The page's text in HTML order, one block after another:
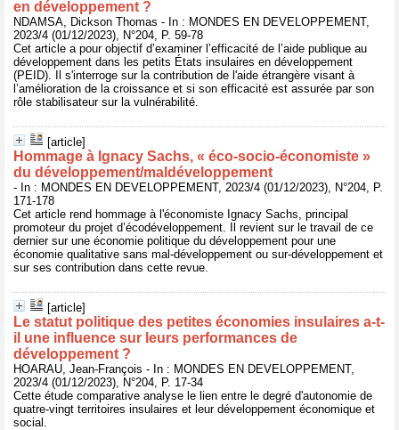
en développement ?
NDAMSA, Dickson Thomas - In : MONDES EN DEVELOPPEMENT,
2023/4 (01/12/2023), N°204, P. 59-78
Cet article a pour objectif d’examiner l’efficacité de l’aide publique au
développement dans les petits États insulaires en développement
(PEID). Il s'interroge sur la contribution de l'aide étrangère visant à
l’amélioration de la croissance et si son efficacité est assurée par son
rôle stabilisateur sur la vulnérabilité.
[article]
Hommage à Ignacy Sachs, « éco-socio-économiste »
du développement/maldéveloppement
- In : MONDES EN DEVELOPPEMENT, 2023/4 (01/12/2023), N°204, P.
171-178
Cet article rend hommage à l'économiste Ignacy Sachs, principal
promoteur du projet d’écodéveloppement. Il revient sur le travail de ce
dernier sur une économie politique du développement pour une
économie qualitative sans mal-développement ou sur-développement et
sur ses contribution dans cette revue.
[article]
Le statut politique des petites économies insulaires a-t-
il une influence sur leurs performances de
développement ?
HOARAU, Jean-François - In : MONDES EN DEVELOPPEMENT,
2023/4 (01/12/2023), N°204, P. 17-34
Cette étude comparative analyse le lien entre le degré d'autonomie de
quatre-vingt territoires insulaires et leur développement économique et
social.